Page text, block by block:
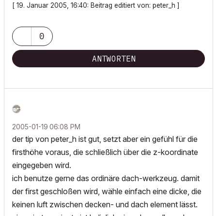
[ 19. Januar 2005, 16:40: Beitrag editiert von: peter_h ]
0
ANTWORTEN
‎2005-01-19 06:08 PM
der tip von peter_h ist gut, setzt aber ein gefühl für die
firsthöhe voraus, die schließlich über die z-koordinate
eingegeben wird.
ich benutze gerne das ordinäre dach-werkzeug. damit
der first geschloßen wird, wähle einfach eine dicke, die
keinen luft zwischen decken- und dach element lässt.